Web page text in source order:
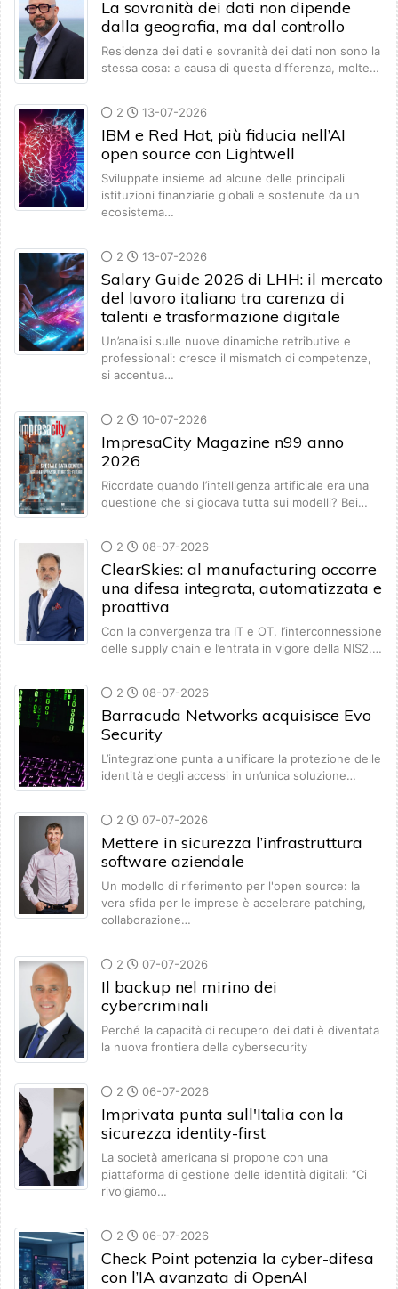
La sovranità dei dati non dipende
dalla geografia, ma dal controllo
Residenza dei dati e sovranità dei dati non sono la
stessa cosa: a causa di questa differenza, molte…
2 13-07-2026
IBM e Red Hat, più fiducia nell’AI
open source con Lightwell
Sviluppate insieme ad alcune delle principali
istituzioni finanziarie globali e sostenute da un
ecosistema…
2 13-07-2026
Salary Guide 2026 di LHH: il mercato
del lavoro italiano tra carenza di
talenti e trasformazione digitale
Un’analisi sulle nuove dinamiche retributive e
professionali: cresce il mismatch di competenze,
si accentua…
2 10-07-2026
ImpresaCity Magazine n99 anno
2026
Ricordate quando l’intelligenza artificiale era una
questione che si giocava tutta sui modelli? Bei…
2 08-07-2026
ClearSkies: al manufacturing occorre
una difesa integrata, automatizzata e
proattiva
Con la convergenza tra IT e OT, l’interconnessione
delle supply chain e l’entrata in vigore della NIS2,…
2 08-07-2026
Barracuda Networks acquisisce Evo
Security
L’integrazione punta a unificare la protezione delle
identità e degli accessi in un’unica soluzione…
2 07-07-2026
Mettere in sicurezza l’infrastruttura
software aziendale
Un modello di riferimento per l'open source: la
vera sfida per le imprese è accelerare patching,
collaborazione…
2 07-07-2026
Il backup nel mirino dei
cybercriminali
Perché la capacità di recupero dei dati è diventata
la nuova frontiera della cybersecurity
2 06-07-2026
Imprivata punta sull'Italia con la
sicurezza identity-first
La società americana si propone con una
piattaforma di gestione delle identità digitali: “Ci
rivolgiamo…
2 06-07-2026
Check Point potenzia la cyber-difesa
con l’IA avanzata di OpenAI